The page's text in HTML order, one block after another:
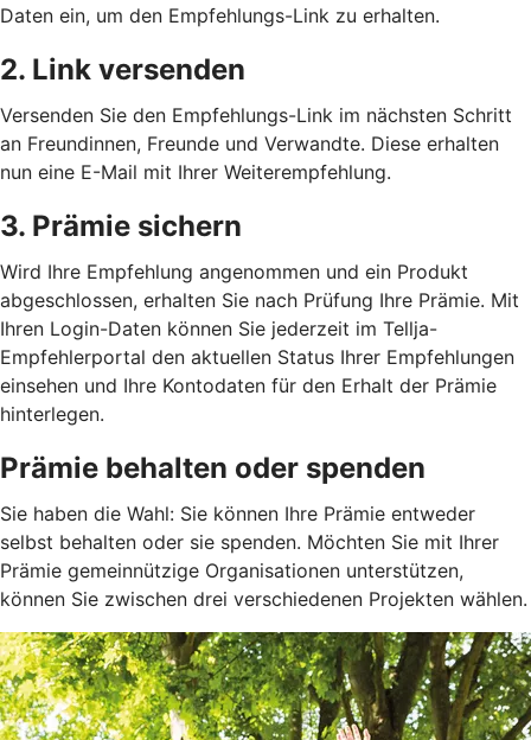
Daten ein, um den Empfehlungs-Link zu erhalten.
2. Link versenden
Versenden Sie den Empfehlungs-Link im nächsten Schritt
an Freundinnen, Freunde und Verwandte. Diese erhalten
nun eine E-Mail mit Ihrer Weiterempfehlung.
3. Prämie sichern
Wird Ihre Empfehlung angenommen und ein Produkt
abgeschlossen, erhalten Sie nach Prüfung Ihre Prämie. Mit
Ihren Login-Daten können Sie jederzeit im Tellja-
Empfehlerportal den aktuellen Status Ihrer Empfehlungen
einsehen und Ihre Kontodaten für den Erhalt der Prämie
hinterlegen.
Prämie behalten oder spenden
Sie haben die Wahl: Sie können Ihre Prämie entweder
selbst behalten oder sie spenden. Möchten Sie mit Ihrer
Prämie gemeinnützige Organisationen unterstützen,
können Sie zwischen drei verschiedenen Projekten wählen.